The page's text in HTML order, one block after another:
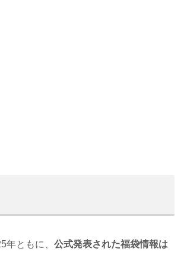
年ともに、公式発表された福袋情報は